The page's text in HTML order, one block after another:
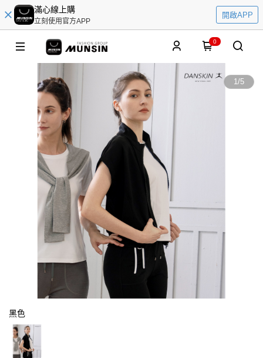
滿心線上購
立刻使用官方APP
開啟APP
0
1/5
黑色